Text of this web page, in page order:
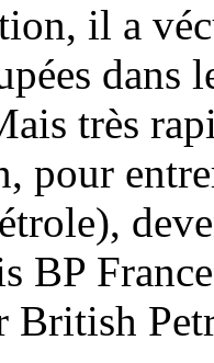
il a
dans
très
pour
BP
British